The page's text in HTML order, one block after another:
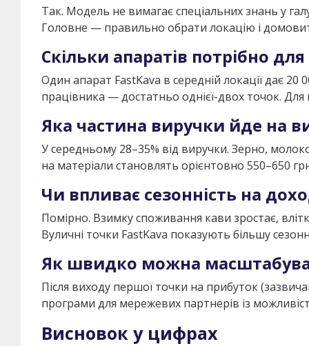
Так. Модель не вимагає спеціальних знань у
Головне — правильно обрати локацію і
Скільки апаратів потрібно
Один апарат FastKava в середній локації дає
працівника — достатньо однієї-двох точок.
Яка частина виручки йде на
У середньому 28–35% від виручки. Зерно,
на матеріали становлять орієнтовно 550–650
Чи впливає сезонність на
Помірно. Взимку споживання кави зростає,
Вуличні точки FastKava показують більшу
Як швидко можна
Після виходу першої точки на прибуток
програми для мережевих партнерів із
Висновок у цифрах